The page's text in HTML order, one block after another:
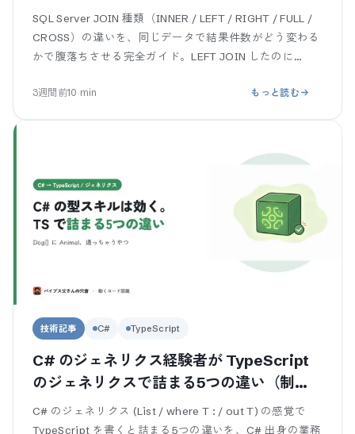
を業務SEが件数で腹落ちさせる
SQL Server JOIN 種類（INNER / LEFT / RIGHT / FULL /
CROSS）の違いを、同じデータで結果件数がどう変わる
かで腹落ちさせる完全ガイド。LEFT JOIN したのに
3週間前10 min もっと読む
技術記事 C# TypeScript
C# のジェネリクス経験者が TypeScript
のジェネリクスで詰まる5つの違い（制
約・型推論・共変性）
C# のジェネリクス (List / where T : / out T) の感覚で
TypeScript を書くと詰まる5つの違いを、C# 出身の業務